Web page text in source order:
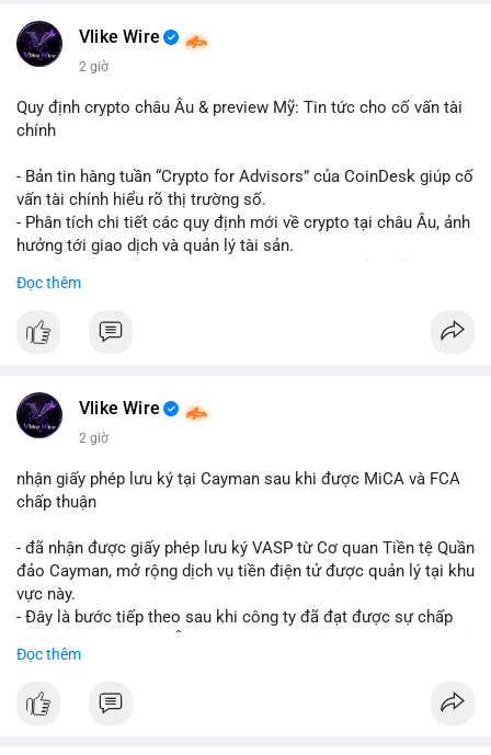
#vlikevn #titanbot
📰 Nguồn: Cointelegraph
Vlike Wire
2 giờ
Quy định crypto châu Âu & preview Mỹ: Tin tức cho cố vấn tài
chính
- Bản tin hàng tuần “Crypto for Advisors” của CoinDesk giúp cố
vấn tài chính hiểu rõ thị trường số.
- Phân tích chi tiết các quy định mới về crypto tại châu Âu, ảnh
hưởng tới giao dịch và quản lý tài sản.
nhà đầu tư chuẩn bị chiến lược.
trong lĩnh vực blockchain.
$btc $eth
#vlikevn #titanbot
Đọc thêm
Vlike Wire
2 giờ
nhận giấy phép lưu ký tại Cayman sau khi được MiCA và FCA
chấp thuận
- đã nhận được giấy phép lưu ký VASP từ Cơ quan Tiền tệ Quần
đảo Cayman, mở rộng dịch vụ tiền điện tử được quản lý tại khu
vực này.
- Đây là bước tiếp theo sau khi công ty đã đạt được sự chấp
quy định toàn cầu.
một cách hợp pháp tại Cayman, thu hút thêm khách hàng tổ
Đọc thêm